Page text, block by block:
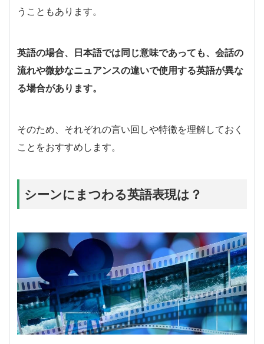
うこともあります。
英語の場合、日本語では同じ意味であっても、会話の
流れや微妙なニュアンスの違いで使用する英語が異な
る場合があります。
そのため、それぞれの言い回しや特徴を理解しておく
ことをおすすめします。
シーンにまつわる英語表現は？